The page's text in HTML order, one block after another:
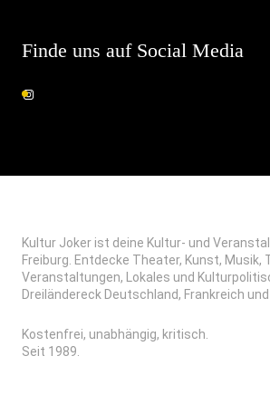
Finde uns auf Social Media
Kultur Joker ist deine Kultur- und
Freiburg. Entdecke Theater, Kunst, Musik,
Veranstaltungen, Lokales und
Dreiländereck Deutschland, Frankreich
Kostenfrei, unabhängig, kritisch.
Seit 1989.